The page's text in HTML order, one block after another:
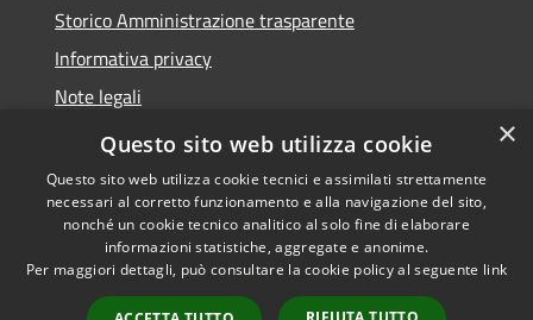
Storico Amministrazione trasparente
Informativa privacy
Note legali
Dichiarazione di accessibilità
Accessibilità
Copyright © 2026 • Comune di
Rosate • Powered by
Municipium• Accesso
×
Questo sito web utilizza cookie
Questo sito web utilizza cookie tecnici e assimilati strettamente
necessari al corretto funzionamento e alla navigazione del sito,
nonché un cookie tecnico analitico al solo fine di elaborare
informazioni statistiche, aggregate e anonime.
Per maggiori dettagli, può consultare la cookie policy al seguente link